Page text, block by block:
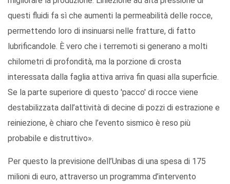
questi fluidi fa sì che aumenti la permeabilità delle rocce,
permettendo loro di insinuarsi nelle fratture, di fatto
lubrificandole. È vero che i terremoti si generano a molti
chilometri di profondità, ma la porzione di crosta
interessata dalla faglia attiva arriva fin quasi alla superficie.
Se la parte superiore di questo 'pacco' di rocce viene
destabilizzata dall’attività di decine di pozzi di estrazione e
reiniezione, è chiaro che l’evento sismico è reso più
probabile e distruttivo».
Per questo la previsione dell’Unibas di una spesa di 175
milioni di euro, attraverso un programma d’intervento